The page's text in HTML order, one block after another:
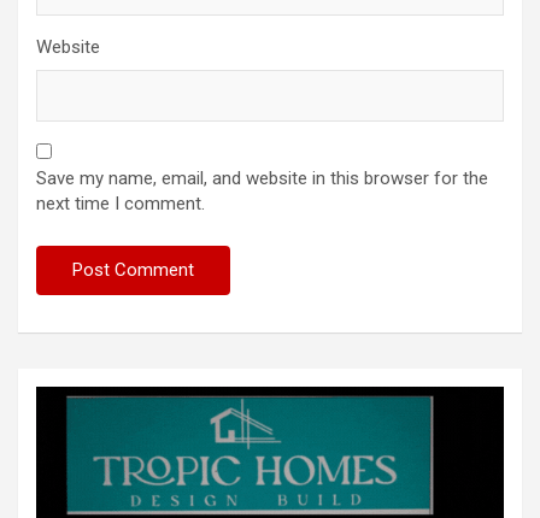
Website
Save my name, email, and website in this browser for the
next time I comment.